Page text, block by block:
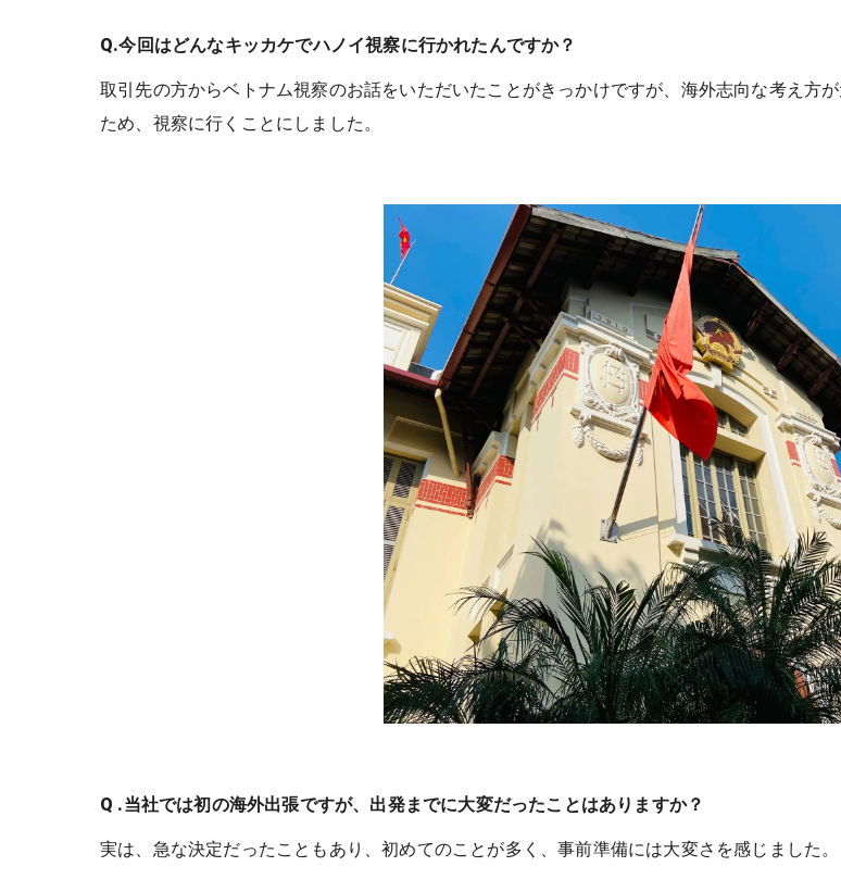
Q.今回はどんなキッカケでハノイ視察に行かれたんですか？
取引先の方からベトナム視察のお話をいただいたことがきっかけですが、海外志向な考え方
ため、視察に行くことにしました。
Q .当社では初の海外出張ですが、出発までに大変だったことはありますか？
実は、急な決定だったこともあり、初めてのことが多く、事前準備には大変さを感じました。